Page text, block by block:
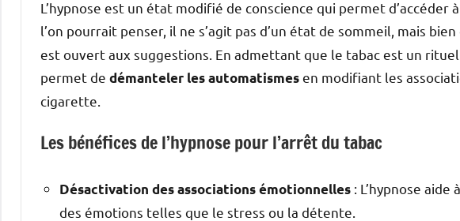
L’hypnose est un état modifié de conscience qui permet d’accéder
l’on pourrait penser, il ne s’agit pas d’un état de sommeil, mais bien
est ouvert aux suggestions. En admettant que le tabac est un
permet de démanteler les automatismesen modifiant les
cigarette.
Les bénéfices de l’hypnose pour l’arrêt du tabac
Désactivation des associations émotionnelles : L’hypnose
des émotions telles que le stress ou la détente.